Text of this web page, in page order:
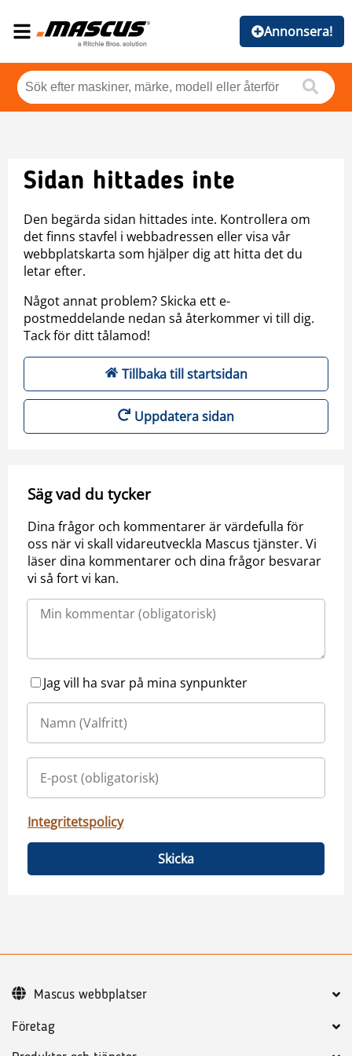
Annonsera!
Sidan hittades inte
Den begärda sidan hittades inte. Kontrollera om
det finns stavfel i webbadressen eller visa vår
webbplatskarta som hjälper dig att hitta det du
letar efter.
Något annat problem? Skicka ett e-
postmeddelande nedan så återkommer vi till dig.
Tack för ditt tålamod!
Tillbaka till startsidan
Uppdatera sidan
Säg vad du tycker
Dina frågor och kommentarer är värdefulla för
oss när vi skall vidareutveckla Mascus tjänster. Vi
läser dina kommentarer och dina frågor besvarar
vi så fort vi kan.
Jag vill ha svar på mina synpunkter
Integritetspolicy
Skicka
Företag
Mascus webbplatser